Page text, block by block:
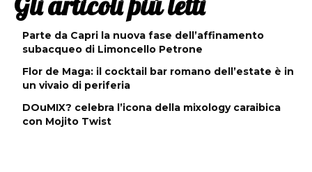
Parte da Capri la nuova fase dell’affinamento
subacqueo di Limoncello Petrone
Flor de Maga: il cocktail bar romano dell’estate è in
un vivaio di periferia
DOuMIX? celebra l’icona della mixology caraibica
con Mojito Twist